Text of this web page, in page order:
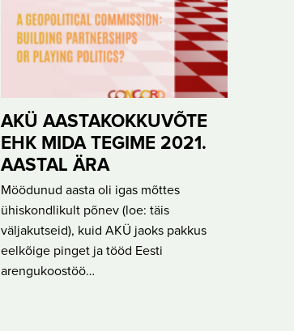
AKÜ AASTAKOKKUVÕTE
EHK MIDA TEGIME 2021.
AASTAL ÄRA
Möödunud aasta oli igas mõttes
ühiskondlikult põnev (loe: täis
väljakutseid), kuid AKÜ jaoks pakkus
eelkõige pinget ja tööd Eesti
arengukoostöö…